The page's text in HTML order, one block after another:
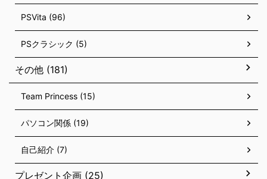
PSVita (96)
PSクラシック (5)
その他 (181)
Team Princess (15)
パソコン関係 (19)
自己紹介 (7)
プレゼント企画 (25)